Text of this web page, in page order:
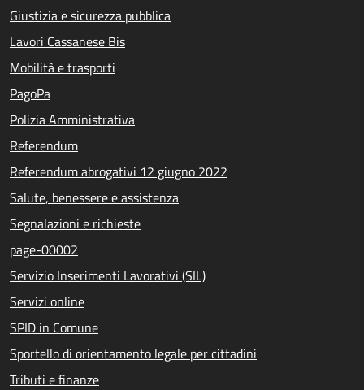
Giustizia e sicurezza pubblica
Lavori Cassanese Bis
Mobilità e trasporti
PagoPa
Polizia Amministrativa
Referendum
Referendum abrogativi 12 giugno 2022
Salute, benessere e assistenza
Segnalazioni e richieste
page-00002
Servizio Inserimenti Lavorativi (SIL)
Servizi online
SPID in Comune
Sportello di orientamento legale per cittadini
Tributi e finanze